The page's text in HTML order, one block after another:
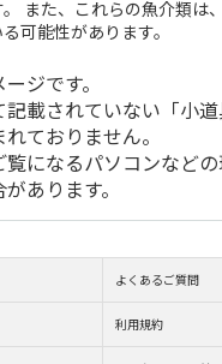
また、これらの魚介類は
可能性があります。
ジです。
載されていない「小
ておりません。
になるパソコンなど
あります。
よくあるご質問
利用規約